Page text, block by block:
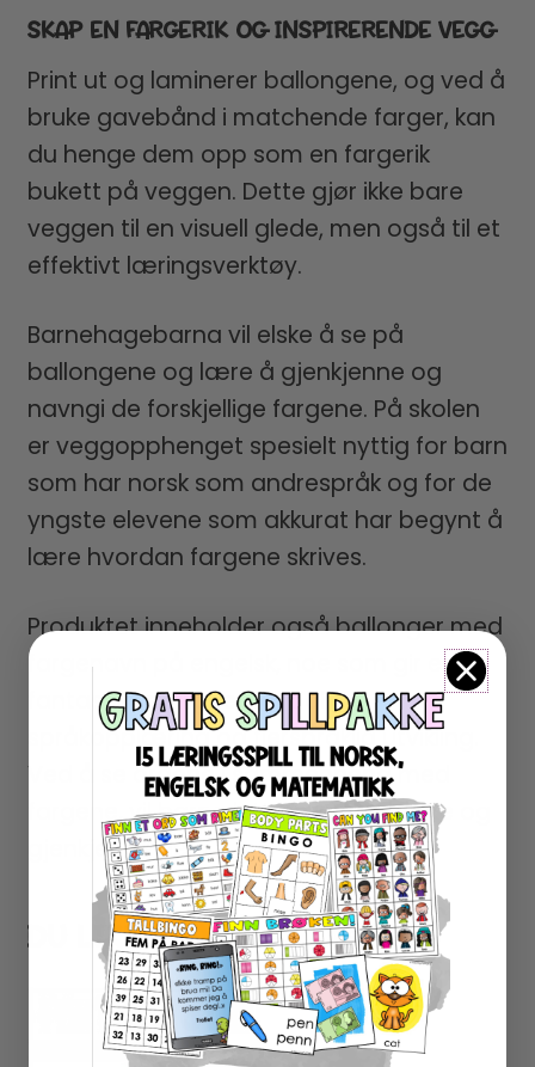
SKAP EN FARGERIK OG INSPIRERENDE VEGG
Print ut og laminerer ballongene, og ved å
bruke gavebånd i matchende farger, kan
du henge dem opp som en fargerik
bukett på veggen. Dette gjør ikke bare
veggen til en visuell glede, men også til et
effektivt læringsverktøy.
Barnehagebarna vil elske å se på
ballongene og lære å gjenkjenne og
navngi de forskjellige fargene. På skolen
er veggopphenget spesielt nyttig for barn
som har norsk som andrespråk og for de
yngste elevene som akkurat har begynt å
lære hvordan fargene skrives.
Produktet inneholder også ballonger med
fargenavn på engelsk, noe som gir en
fantastisk mulighet for tidlig
språkopplæring og flerspråklig utvikling.
Ved å se ordene i sammenheng med
fargene, vil barna lettere kunne huske og
gjenkjenne dem.
DU LIKER KANSKJE OGSÅ…